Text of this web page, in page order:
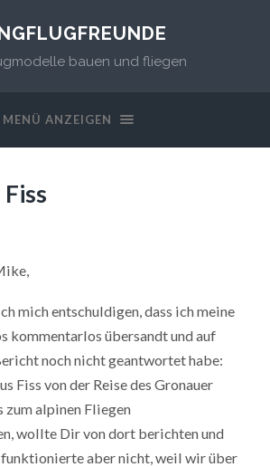
bauen und fliegen
MENÜ ANZEIGEN
mich entschuldigen, dass ich meine
kommentarlos übersandt und auf
noch nicht geantwortet habe:
Fiss von der Reise des Gronauer
alpinen Fliegen
wollte Dir von dort berichten und
aber nicht, weil wir über